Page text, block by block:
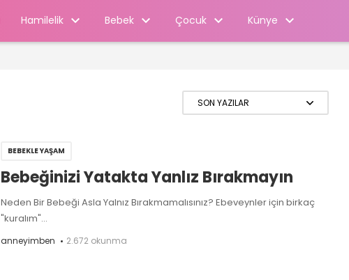
Hamilelik Bebek Çocuk Künye
BEBEKLE YAŞAM
Bebeğinizi Yatakta Yanlız Bırakmayın
Neden Bir Bebeği Asla Yalnız Bırakmamalısınız? Ebeveynler için birkaç
"kuralım"...
anneyimben 2.672 okunma